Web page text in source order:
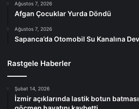
Ağustos 7, 2026
Afgan Çocuklar Yurda Döndü
Ağustos 7, 2026
Sapanca’da Otomobil Su Kanalına
Rastgele Haberler
Şubat 14, 2026
İzmir açıklarında lastik botun